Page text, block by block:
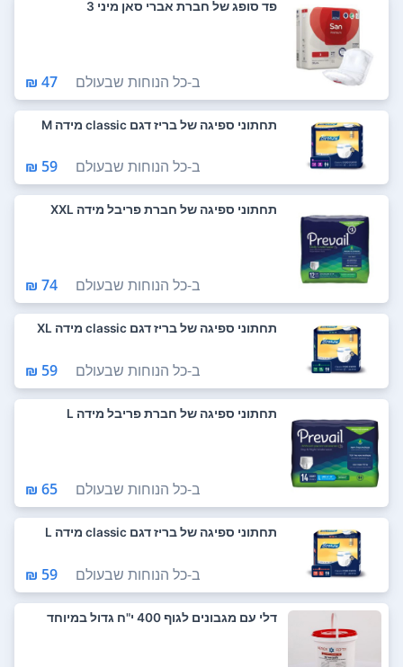
פד סופג של חברת אברי סאן מיני 3
ב-כל הנוחות שבעולם 47 ₪
תחתוני ספיגה של בריז דגם classic מידה M
ב-כל הנוחות שבעולם 59 ₪
תחתוני ספיגה של חברת פריבל מידה XXL
ב-כל הנוחות שבעולם 74 ₪
תחתוני ספיגה של בריז דגם classic מידה XL
ב-כל הנוחות שבעולם 59 ₪
תחתוני ספיגה של חברת פריבל מידה L
ב-כל הנוחות שבעולם 65 ₪
תחתוני ספיגה של בריז דגם classic מידה L
ב-כל הנוחות שבעולם 59 ₪
דלי עם מגבונים לגוף 400 י"ח גדול במיוחד